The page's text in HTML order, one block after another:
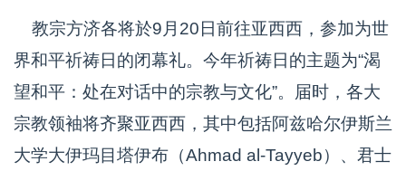
教宗方济各将於9月20日前往亚西西，参加为世
界和平祈祷日的闭幕礼。今年祈祷日的主题为“渴
望和平：处在对话中的宗教与文化”。届时，各大
宗教领袖将齐聚亚西西，其中包括阿兹哈尔伊斯兰
大学大伊玛目塔伊布（Ahmad al-Tayyeb）、君士